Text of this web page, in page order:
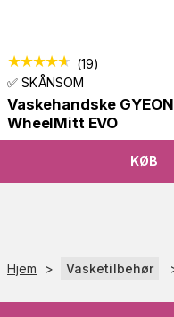
(19)
✅ SKÅNSOM
Vaskehandske
WheelMitt EVO
KØB
Hjem > Vasketilbehør